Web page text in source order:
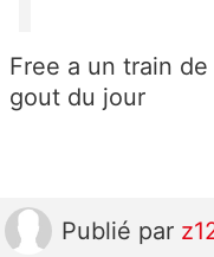
Free a un train
gout du jour
Publié par